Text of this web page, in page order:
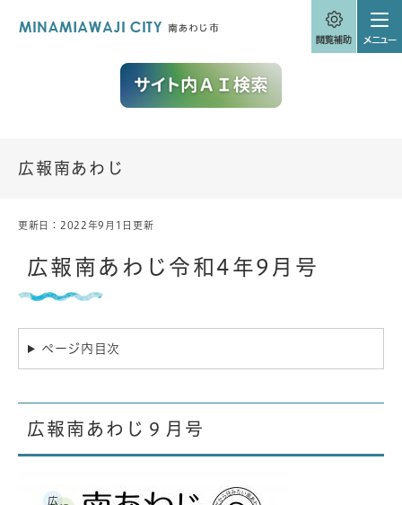
広報南あわじ
本
更新日：2022年9月1日更新
広報南あわじ令和4年9月号
ページ内目次
広報南あわじ９月号